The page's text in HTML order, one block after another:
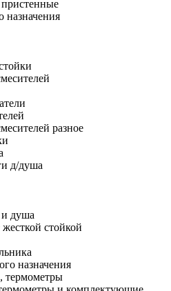
назначения
разное
д/душа
душа
стойкой
назначения
термометры